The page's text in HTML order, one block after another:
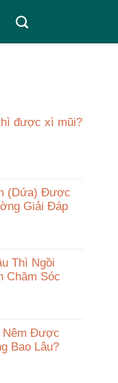
được xì mũi?
(Dứa) Được
Giải Đáp
Thì Ngồi
Chăm Sóc
Nêm Được
Bao Lâu?